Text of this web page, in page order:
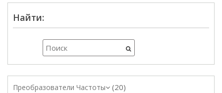
Найти:
Преобразователи Частоты 20